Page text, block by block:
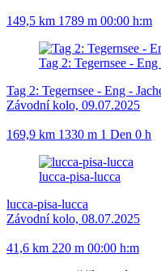
149,5 km 1789 m 00:00 h:m
Tag 2: Tegernsee - Eng
Tag 2: Tegernsee - Eng -
Závodní kolo, 09.07.2025
169,9 km 1330 m 1 Den 0 h
lucca-pisa-lucca
lucca-pisa-lucca
Závodní kolo, 08.07.2025
41,6 km 220 m 00:00 h:m